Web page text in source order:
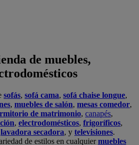
de muebles,
sofás, sofá cama, sofá chaise longue,
, muebles de salón, mesas comedor,
de matrimonio, canapés,
, electrodomésticos, frigoríficos,
lavadora secadora, y televisiones.
de estilos en cualquiermuebles